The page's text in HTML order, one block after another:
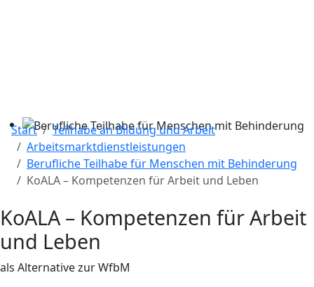
Start
Teilhabe an Bildung und Arbeit
Arbeitsmarktdienstleistungen
Berufliche Teilhabe für Menschen mit Behinderung
KoALA – Kompetenzen für Arbeit und Leben
KoALA – Kompetenzen für Arbeit
und Leben
als Alternative zur WfbM